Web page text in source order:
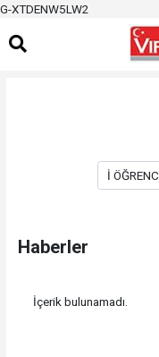
G-XTDENW5LW2
Haberler
İçerik bulunamadı.